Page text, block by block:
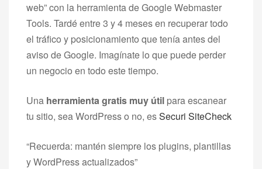
web” con la herramienta de Google Webmaster
Tools. Tardé entre 3 y 4 meses en recuperar todo
el tráfico y posicionamiento que tenía antes del
aviso de Google. Imagínate lo que puede perder
un negocio en todo este tiempo.
Una herramienta gratis muy útil para escanear
tu sitio, sea WordPress o no, esSecuri SiteCheck
“Recuerda: mantén siempre los plugins, plantillas
y WordPress actualizados”